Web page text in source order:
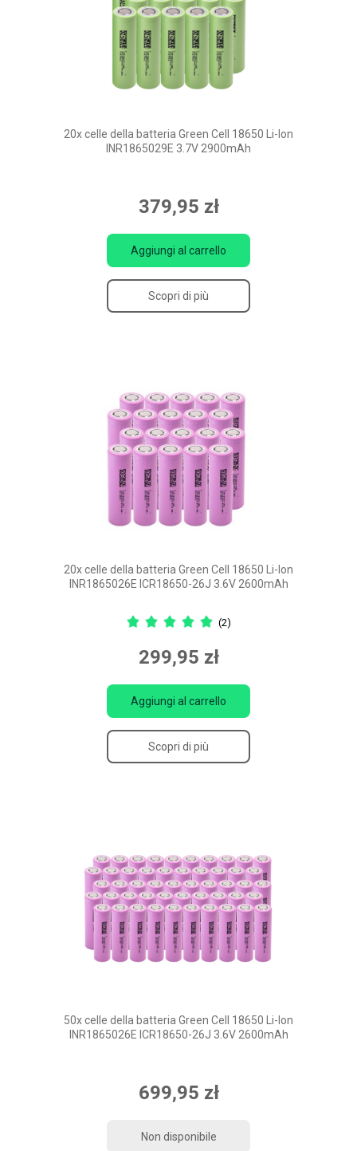
20x celle della batteria Green Cell 18650 Li-Ion
INR1865029E 3.7V 2900mAh
379,95 zł
Aggiungi al carrello
Scopri di più
20x celle della batteria Green Cell 18650 Li-Ion
INR1865026E ICR18650-26J 3.6V 2600mAh
(2)
299,95 zł
Aggiungi al carrello
Scopri di più
50x celle della batteria Green Cell 18650 Li-Ion
INR1865026E ICR18650-26J 3.6V 2600mAh
699,95 zł
Non disponibile